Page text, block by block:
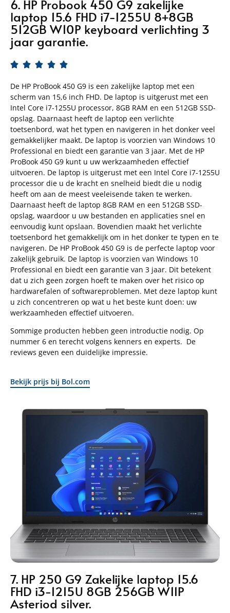
6. HP Probook 450 G9 zakelijke
laptop 15.6 FHD i7-1255U 8+8GB
512GB W10P keyboard verlichting 3
jaar garantie.
    
De HP ProBook 450 G9 is een zakelijke laptop met een
scherm van 15,6 inch FHD. De laptop is uitgerust met een
Intel Core i7-1255U processor, 8GB RAM en een 512GB SSD-
opslag. Daarnaast heeft de laptop een verlichte
toetsenbord, wat het typen en navigeren in het donker veel
gemakkelijker maakt. De laptop is voorzien van Windows 10
Professional en biedt een garantie van 3 jaar. Met de HP
ProBook 450 G9 kunt u uw werkzaamheden effectief
uitvoeren. De laptop is uitgerust met een Intel Core i7-1255U
processor die u de kracht en snelheid biedt die u nodig
heeft om aan de meest veeleisende taken te werken.
Daarnaast heeft de laptop 8GB RAM en een 512GB SSD-
opslag, waardoor u uw bestanden en applicaties snel en
eenvoudig kunt opslaan. Bovendien maakt het verlichte
toetsenbord het gemakkelijk om in het donker te typen en te
navigeren. De HP ProBook 450 G9 is de perfecte laptop voor
zakelijk gebruik. De laptop is voorzien van Windows 10
Professional en biedt een garantie van 3 jaar. Dit betekent
dat u zich geen zorgen hoeft te maken over het risico op
hardwarefalen of softwareproblemen. Met deze laptop kunt
u zich concentreren op wat u het beste kunt doen: uw
werkzaamheden effectief uitvoeren.
Sommige producten hebben geen introductie nodig. Op
nummer 6 en terecht volgens kenners en experts. De
reviews geven een duidelijke impressie.
Bekijk prijs bij Bol.com
7. HP 250 G9 Zakelijke laptop 15.6
FHD i3-1215U 8GB 256GB W11P
Asteriod silver.